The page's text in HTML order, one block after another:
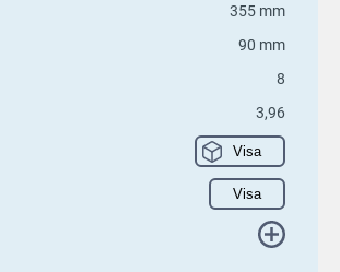
355 mm
90 mm
8
3,96
Visa
Visa